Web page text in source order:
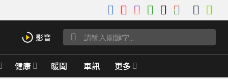
健康 暖聞 車訊 更多